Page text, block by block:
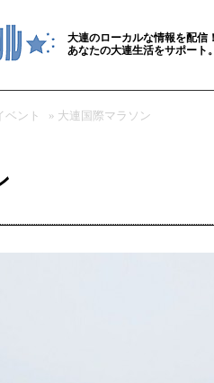
大連のローカルな情報を配信
あなたの大連生活をサポート
ベント » 大連国際マラソン